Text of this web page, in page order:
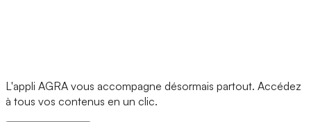
L'appli AGRA vous accompagne désormais partout. Accédez
à tous vos contenus en un clic.